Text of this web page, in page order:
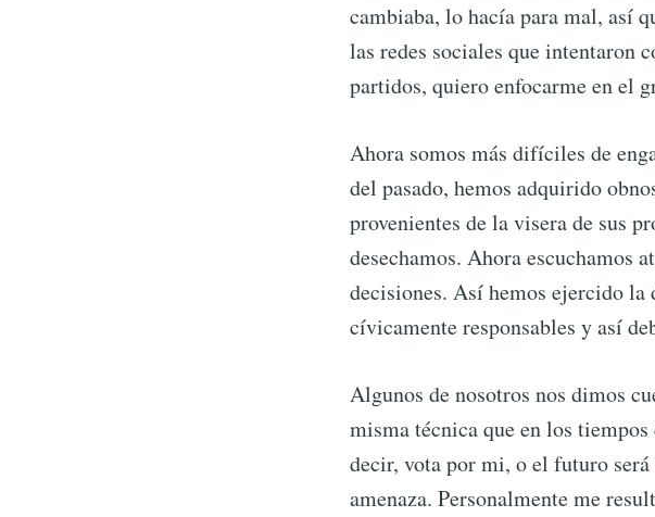
cambiaba, lo hacía para mal, así
las redes sociales que intentaron
partidos, quiero enfocarme en el
Ahora somos más difíciles de
del pasado, hemos adquirido
provenientes de la visera de sus
desechamos. Ahora escuchamos
decisiones. Así hemos ejercido la
cívicamente responsables y así
Algunos de nosotros nos dimos
misma técnica que en los
decir, vota por mi, o el futuro
amenaza. Personalmente me